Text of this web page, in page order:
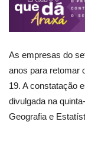
As empresas do
anos para retomar
19. A constatação
divulgada na
Geografia e